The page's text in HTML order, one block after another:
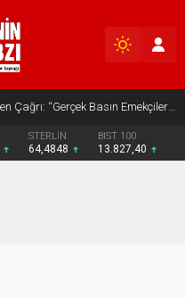
Batman Basın Derneği’nden Çağrı: “Gerçek Basın Emekçileri Desteklenmeli”
STERLİN
64,4848
BIST 100
13.827,40